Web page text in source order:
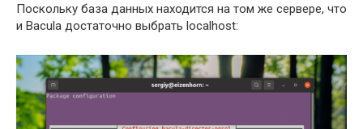
Поскольку база данных находится на том же сервере, что
и Bacula достаточно выбрать localhost: